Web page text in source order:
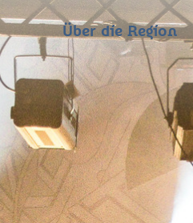
Über die Region